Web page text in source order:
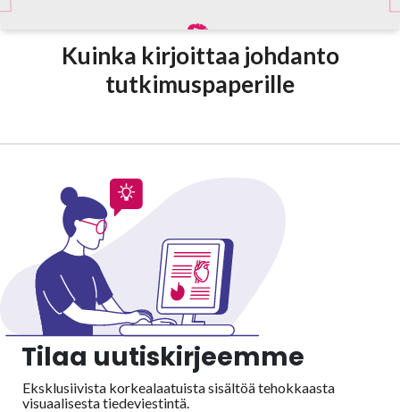
Kuinka kirjoittaa johdanto
tutkimuspaperille
Tilaa uutiskirjeemme
Eksklusiivista korkealaatuista sisältöä tehokkaasta
visuaalisestatiedeviestintä.